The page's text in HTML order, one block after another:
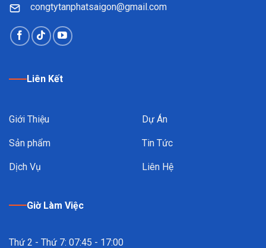
congtytanphatsaigon@gmail.com
Liên Kết
Giới Thiệu
Sản phẩm
Dịch Vụ
Dự Án
Tin Tức
Liên Hệ
Giờ Làm Việc
Thứ 2 - Thứ 7: 07:45 - 17:00